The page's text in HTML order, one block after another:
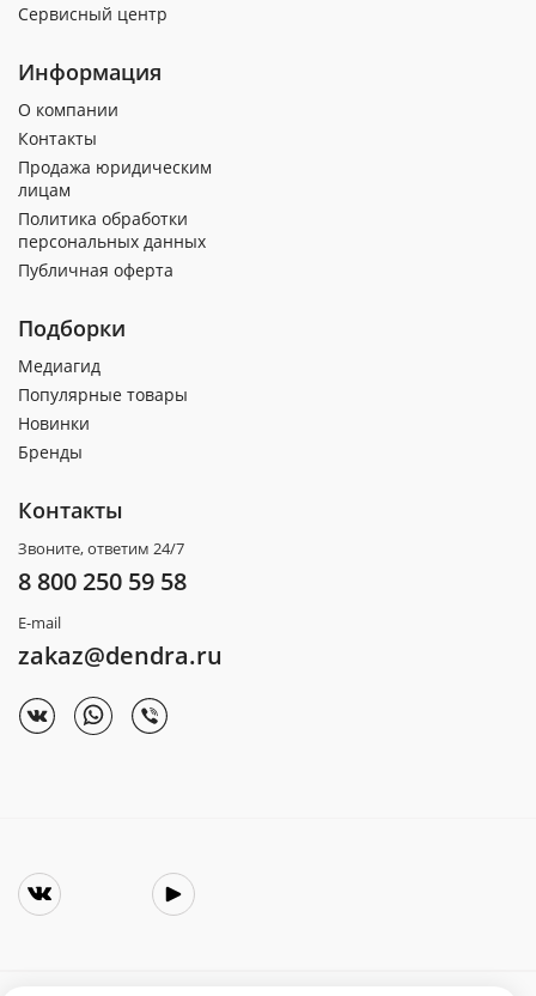
Сервисный центр
Информация
О компании
Контакты
Продажа юридическим
лицам
Политика обработки
персональных данных
Публичная оферта
Подборки
Медиагид
Популярные товары
Новинки
Бренды
Контакты
Звоните, ответим 24/7
8 800 250 59 58
E-mail
zakaz@dendra.ru